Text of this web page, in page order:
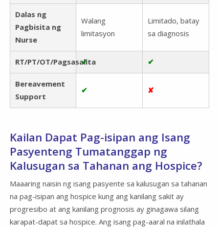
Dalas ng
Pagbisita ng
Nurse
Walang
limitasyon
Limitado, batay
sa diagnosis
RT/PT/OT/Pagsasalita
✔ ✔
Bereavement
Support
✔ ✘
Kailan Dapat Pag-isipan ang Isang
Pasyenteng Tumatanggap ng
Kalusugan sa Tahanan ang Hospice?
Maaaring naisin ng isang pasyente sa kalusugan sa tahanan
na pag-isipan ang hospice kung ang kanilang sakit ay
progresibo at ang kanilang prognosis ay ginagawa silang
karapat-dapat sa hospice. Ang isang pag-aaral na inilathala